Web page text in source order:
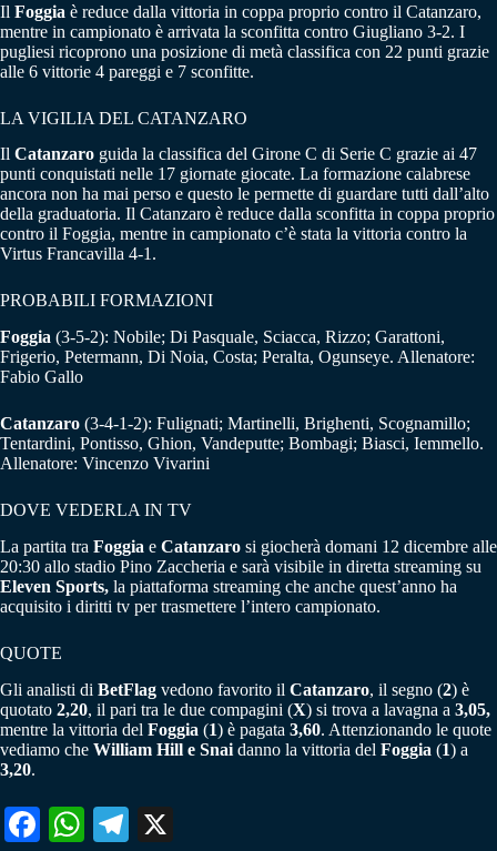
Il Foggia è reduce dalla vittoria in coppa proprio contro il Catanzaro,
mentre in campionato è arrivata la sconfitta contro Giugliano 3-2. I
pugliesi ricoprono una posizione di metà classifica con 22 punti grazie
alle 6 vittorie 4 pareggi e 7 sconfitte.
LA VIGILIA DEL CATANZARO
Il Catanzaro guida la classifica del Girone C di Serie C grazie ai 47
punti conquistati nelle 17 giornate giocate. La formazione calabrese
ancora non ha mai perso e questo le permette di guardare tutti dall’alto
della graduatoria. Il Catanzaro è reduce dalla sconfitta in coppa proprio
contro il Foggia, mentre in campionato c’è stata la vittoria contro la
Virtus Francavilla 4-1.
PROBABILI FORMAZIONI
Foggia (3-5-2): Nobile; Di Pasquale, Sciacca, Rizzo; Garattoni,
Frigerio, Petermann, Di Noia, Costa; Peralta, Ogunseye. Allenatore:
Fabio Gallo
Catanzaro (3-4-1-2): Fulignati; Martinelli, Brighenti, Scognamillo;
Tentardini, Pontisso, Ghion, Vandeputte; Bombagi; Biasci, Iemmello.
Allenatore: Vincenzo Vivarini
DOVE VEDERLA IN TV
La partita tra Foggia e Catanzaro si giocherà domani 12 dicembre alle
20:30 allo stadio Pino Zaccheria e sarà visibile in diretta streaming su
Eleven Sports, la piattaforma streaming che anche quest’anno ha
acquisito i diritti tv per trasmettere l’intero campionato.
QUOTE
Gli analisti di BetFlag vedono favorito il Catanzaro, il segno (2) è
quotato 2,20, il pari tra le due compagini (X) si trova a lavagna a 3,05,
mentre la vittoria del Foggia (1) è pagata 3,60. Attenzionando le quote
vediamo che William Hill e Snai danno la vittoria del Foggia (1) a
3,20.
Fa W
Te